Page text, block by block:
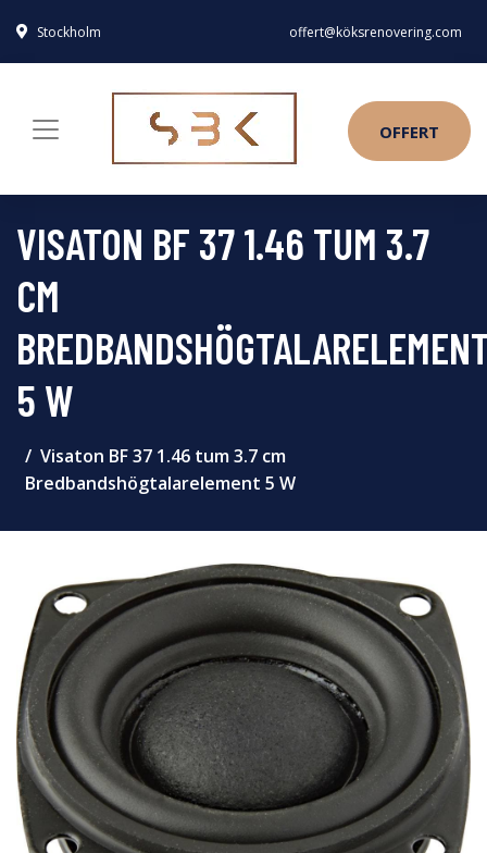
Stockholm offert@köksrenovering.com
OFFERT
VISATON BF 37 1.46 TUM 3.7
CM
5 W
Visaton BF 37 1.46 tum 3.7 cm
Bredbandshögtalarelement 5 W